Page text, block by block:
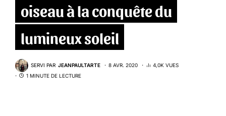
oiseau à la conquête du
lumineux soleil
SERVI PAR JEANPAULTARTE 8 AVR. 2020
4,0K VUES
1 MINUTE DE LECTURE